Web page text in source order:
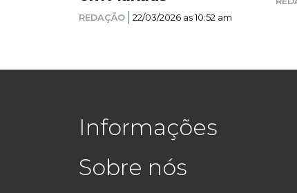
REDAÇÃO 22/03/2026 as 10:52 am
Informações
Sobre nós